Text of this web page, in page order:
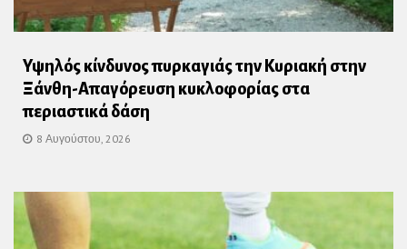
Υψηλός κίνδυνος πυρκαγιάς την Κυριακή στην
Ξάνθη-Απαγόρευση κυκλοφορίας στα
περιαστικά δάση
8 Αυγούστου, 2026